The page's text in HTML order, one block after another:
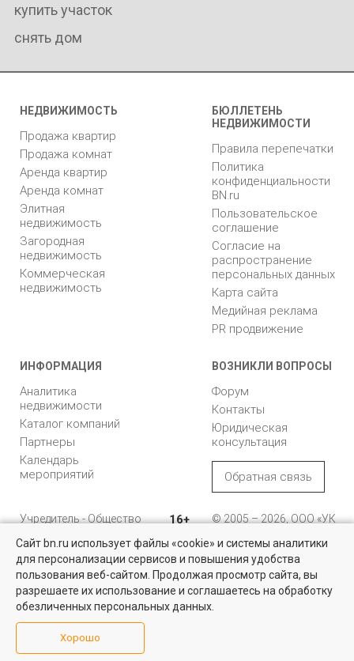
купить участок
снять дом
НЕДВИЖИМОСТЬ
Продажа квартир
Продажа комнат
Аренда квартир
Аренда комнат
Элитная
недвижимость
Загородная
недвижимость
Коммерческая
недвижимость
БЮЛЛЕТЕНЬ
НЕДВИЖИМОСТИ
Правила перепечатки
Политика
конфиденциальности
BN.ru
Пользовательское
соглашение
Согласие на
распространение
персональных данных
Карта сайта
Медийная реклама
PR продвижение
ИНФОРМАЦИЯ
Аналитика
недвижимости
Каталог компаний
Партнеры
Календарь
мероприятий
ВОЗНИКЛИ ВОПРОСЫ
Форум
Контакты
Юридическая
консультация
Обратная связь
Учредитель - Общество
ответственностью
"Управляющая
компания "Бюллетень
недвижимости"
16+
© 2005 – 2026, ООО «УК
196105, Санкт-
Петербург, пр. Юрия
Гагарина, 1
8 (812) 331-93-56
reklama@bn.ru
Сайт bn.ru использует файлы «cookie» и системы аналитики
для персонализации сервисов и повышения удобства
пользования веб-сайтом. Продолжая просмотр сайта, вы
разрешаете их использование и соглашаетесь на обработку
обезличенных персональных данных.
Хорошо